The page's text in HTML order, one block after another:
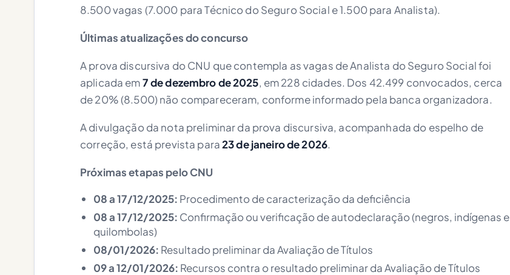
8.500 vagas (7.000 para Técnico do Seguro Social e 1.500 para Analista).
Últimas atualizações do concurso
A prova discursiva do CNU que contempla as vagas de Analista do Seguro Social foi
aplicada em7 de dezembro de 2025, em 228 cidades. Dos 42.499 convocados, cerca
de 20% (8.500) não compareceram, conforme informado pela banca organizadora.
A divulgação da nota preliminar da prova discursiva, acompanhada do espelho de
correção, está prevista para23 de janeiro de 2026.
Próximas etapas pelo CNU
08 a 17/12/2025: Procedimento de caracterização da deficiência
08 a 17/12/2025: Confirmação ou verificação de autodeclaração (negros, indígenas e
quilombolas)
08/01/2026: Resultado preliminar da Avaliação de Títulos
09 a 12/01/2026: Recursos contra o resultado preliminar da Avaliação de Títulos